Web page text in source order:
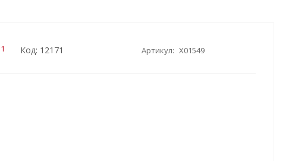
Код: 12171 Артикул: X01549